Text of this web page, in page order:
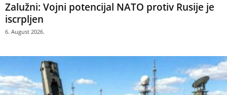
Zalužni: Vojni potencijal NATO protiv Rusije je
iscrpljen
6. August 2026.